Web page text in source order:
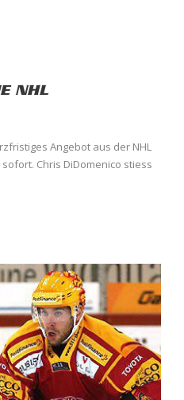
NHL
Angebot aus der NHL
Chris DiDomenico stiess